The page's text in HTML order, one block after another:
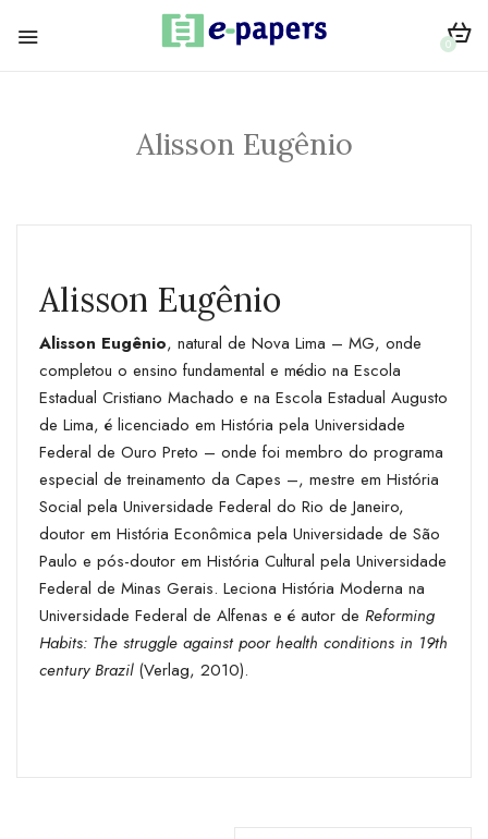
0
Alisson Eugênio
Alisson Eugênio
Alisson Eugênio, natural de Nova Lima – MG, onde
completou o ensino fundamental e médio na Escola
Estadual Cristiano Machado e na Escola Estadual Augusto
de Lima, é licenciado em História pela Universidade
Federal de Ouro Preto – onde foi membro do programa
especial de treinamento da Capes –, mestre em História
Social pela Universidade Federal do Rio de Janeiro,
doutor em História Econômica pela Universidade de São
Paulo e pós-doutor em História Cultural pela Universidade
Federal de Minas Gerais. Leciona História Moderna na
Universidade Federal de Alfenas e é autor de Reforming
Habits: The struggle against poor health conditions in 19th
century Brazil(Verlag, 2010).